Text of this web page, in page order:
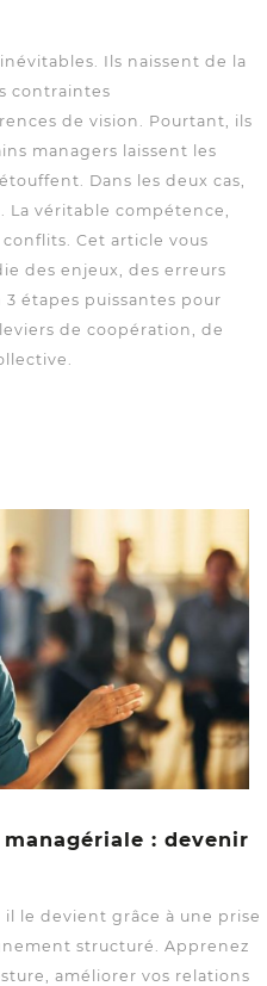
Ils naissent de la
contraintes
de vision. Pourtant, ils
managers laissent les
Dans les deux cas,
La véritable compétence,
Cet article vous
des enjeux, des erreurs
étapes puissantes pour
de coopération, de
: devenir
le devient grâce à une prise
structuré. Apprenez
améliorer vos relations